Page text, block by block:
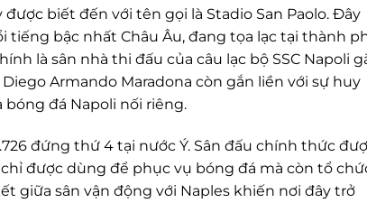
biết đến với tên gọi là Stadio San Paolo. Đây
bậc nhất Châu Âu, đang tọa lạc tại thành
là sân nhà thi đấu của câu lạc bộ SSC Napoli
Armando Maradona còn gắn liền với sự huy
bóng đá Napoli nối riêng.
đứng thứ 4 tại nước Ý. Sân đấu chính thức
được dùng để phục vụ bóng đá mà còn tổ
giữa sân vận động với Naples khiến nơi đây trở